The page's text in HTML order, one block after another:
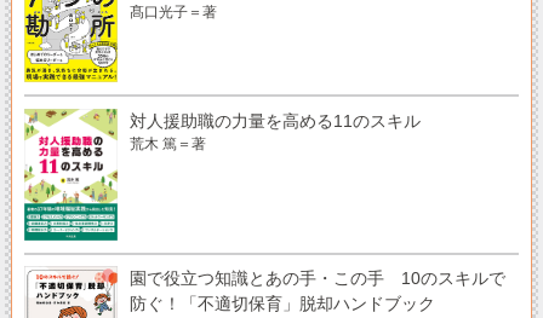
髙口光子＝著
対人援助職の力量を高める11のスキル
荒木 篤＝著
園で役立つ知識とあの手・この手 10のスキルで
防ぐ！「不適切保育」脱却ハンドブック